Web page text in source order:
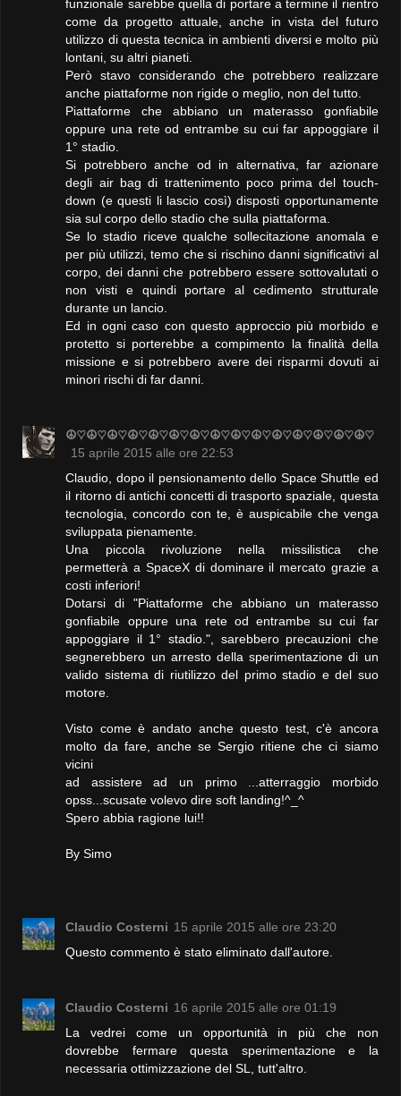
funzionale sarebbe quella di portare a termine il rientro
come da progetto attuale, anche in vista del futuro
utilizzo di questa tecnica in ambienti diversi e molto più
lontani, su altri pianeti.
Però stavo considerando che potrebbero realizzare
anche piattaforme non rigide o meglio, non del tutto.
Piattaforme che abbiano un materasso gonfiabile
oppure una rete od entrambe su cui far appoggiare il
1° stadio.
Si potrebbero anche od in alternativa, far azionare
degli air bag di trattenimento poco prima del touch-
down (e questi li lascio così) disposti opportunamente
sia sul corpo dello stadio che sulla piattaforma.
Se lo stadio riceve qualche sollecitazione anomala e
per più utilizzi, temo che si rischino danni significativi al
corpo, dei danni che potrebbero essere sottovalutati o
non visti e quindi portare al cedimento strutturale
durante un lancio.
Ed in ogni caso con questo approccio più morbido e
protetto si porterebbe a compimento la finalità della
missione e si potrebbero avere dei risparmi dovuti ai
minori rischi di far danni.
☮♡☮♡☮♡☮♡☮♡☮♡☮♡☮♡☮♡☮♡☮♡☮♡☮♡☮♡☮♡
15 aprile 2015 alle ore 22:53
Claudio, dopo il pensionamento dello Space Shuttle ed
il ritorno di antichi concetti di trasporto spaziale, questa
tecnologia, concordo con te, è auspicabile che venga
sviluppata pienamente.
Una piccola rivoluzione nella missilistica che
permetterà a SpaceX di dominare il mercato grazie a
costi inferiori!
Dotarsi di "Piattaforme che abbiano un materasso
gonfiabile oppure una rete od entrambe su cui far
appoggiare il 1° stadio.", sarebbero precauzioni che
segnerebbero un arresto della sperimentazione di un
valido sistema di riutilizzo del primo stadio e del suo
motore.
Visto come è andato anche questo test, c'è ancora
molto da fare, anche se Sergio ritiene che ci siamo
vicini
ad assistere ad un primo ...atterraggio morbido
opss...scusate volevo dire soft landing!^_^
Spero abbia ragione lui!!
By Simo
Claudio Costerni 15 aprile 2015 alle ore 23:20
Questo commento è stato eliminato dall'autore.
Claudio Costerni 16 aprile 2015 alle ore 01:19
La vedrei come un opportunità in più che non
dovrebbe fermare questa sperimentazione e la
necessaria ottimizzazione del SL, tutt'altro.